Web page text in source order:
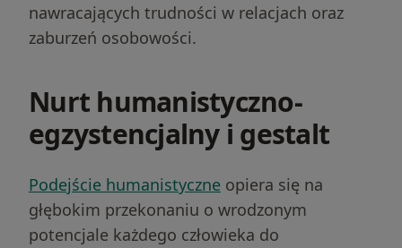
nawracających trudności w relacjach oraz
zaburzeń osobowości.
Nurt humanistyczno-
egzystencjalny i gestalt
Podejście humanistyczne opiera się na
głębokim przekonaniu o wrodzonym
potencjale każdego człowieka do